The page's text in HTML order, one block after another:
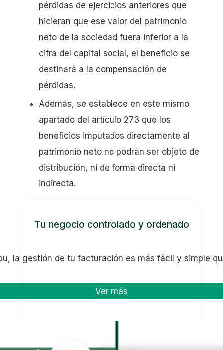
pérdidas de ejercicios anteriores que
hicieran que ese valor del patrimonio
neto de la sociedad fuera inferior a la
cifra del capital social, el beneficio se
destinará a la compensación de
pérdidas.
Además, se establece en este mismo
apartado del artículo 273 que los
beneficios imputados directamente al
patrimonio neto no podrán ser objeto de
distribución, ni de forma directa ni
indirecta.
Tu negocio controlado y ordenado
la gestión de tu facturación es más fácil y simple
Ver más